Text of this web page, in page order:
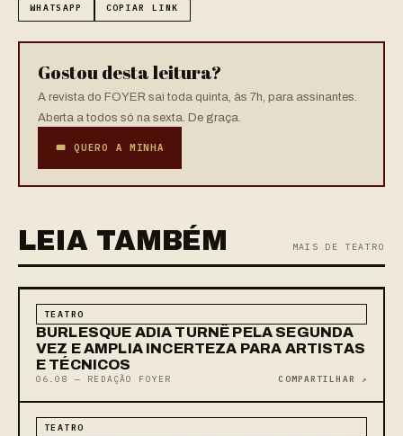
WHATSAPP COPIAR LINK
Gostou desta leitura?
A revista do FOYER sai toda quinta, às 7h, para assinantes.
Aberta a todos só na sexta. De graça.
🎟 QUERO A MINHA
LEIA TAMBÉM MAIS DE TEATRO
TEATRO
BURLESQUE ADIA TURNÊ PELA SEGUNDA
VEZ E AMPLIA INCERTEZA PARA ARTISTAS
E TÉCNICOS
06.08 — REDAÇÃO FOYER COMPARTILHAR ↗
TEATRO